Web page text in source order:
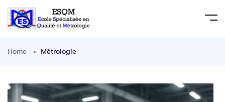
Home Métrologie